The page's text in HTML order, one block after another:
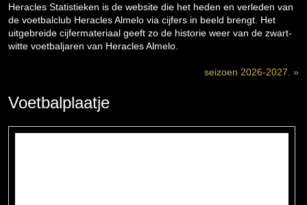
Heracles Statistieken is de website die het heden en verleden van
de voetbalclub Heracles Almelo via cijfers in beeld brengt. Het
uitgebreide cijfermateriaal geeft zo de historie weer van de zwart-
witte voetbaljaren van Heracles Almelo.
seizoen 2026-2027. »
Voetbalplaatje